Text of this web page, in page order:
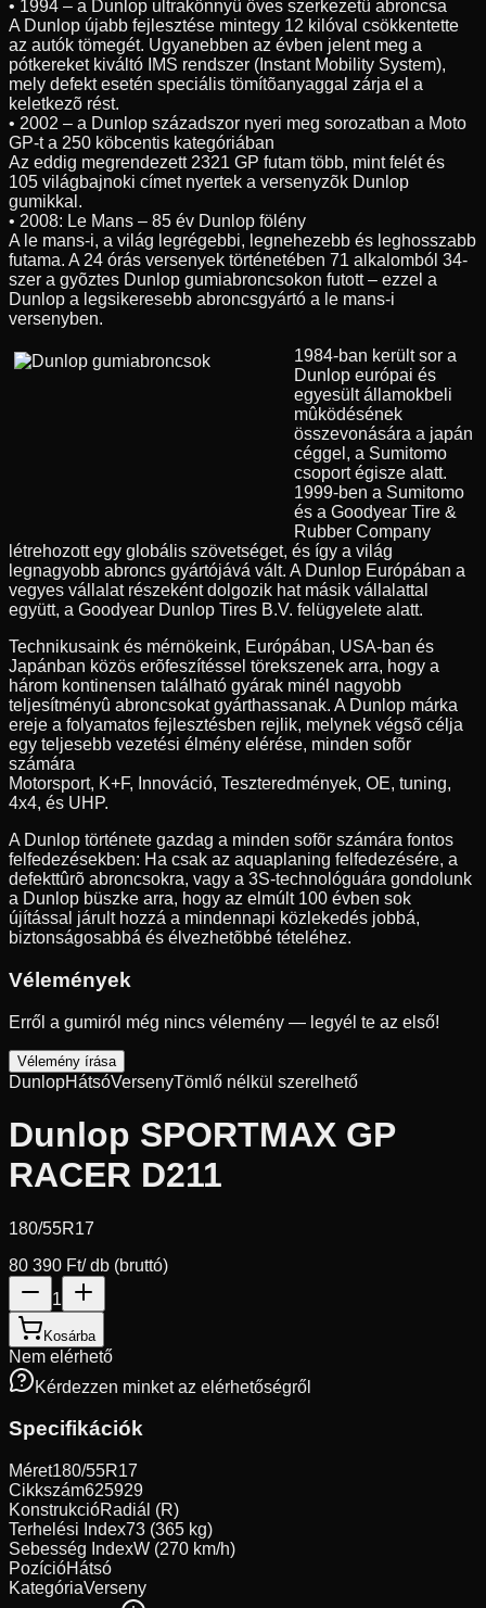
• 1994 – a Dunlop ultrakönnyû öves szerkezetû abroncsa
A Dunlop újabb fejlesztése mintegy 12 kilóval csökkentette
az autók tömegét. Ugyanebben az évben jelent meg a
pótkereket kiváltó IMS rendszer (Instant Mobility System),
mely defekt esetén speciális tömítõanyaggal zárja el a
keletkezõ rést.
• 2002 – a Dunlop századszor nyeri meg sorozatban a Moto
GP-t a 250 köbcentis kategóriában
Az eddig megrendezett 2321 GP futam több, mint felét és
105 világbajnoki címet nyertek a versenyzõk Dunlop
gumikkal.
• 2008: Le Mans – 85 év Dunlop fölény
A le mans-i, a világ legrégebbi, legnehezebb és leghosszabb
futama. A 24 órás versenyek történetében 71 alkalomból 34-
szer a gyõztes Dunlop gumiabroncsokon futott – ezzel a
Dunlop a legsikeresebb abroncsgyártó a le mans-i
versenyben.
1984-ban került sor a
Dunlop európai és
egyesült államokbeli
mûködésének
összevonására a japán
céggel, a Sumitomo
csoport égisze alatt.
1999-ben a Sumitomo
és a Goodyear Tire &
Rubber Company
létrehozott egy globális szövetséget, és így a világ
legnagyobb abroncs gyártójává vált. A Dunlop Európában a
vegyes vállalat részeként dolgozik hat másik vállalattal
együtt, a Goodyear Dunlop Tires B.V. felügyelete alatt.
Technikusaink és mérnökeink, Európában, USA-ban és
Japánban közös erõfeszítéssel törekszenek arra, hogy a
három kontinensen található gyárak minél nagyobb
teljesítményû abroncsokat gyárthassanak. A Dunlop márka
ereje a folyamatos fejlesztésben rejlik, melynek végsõ célja
egy teljesebb vezetési élmény elérése, minden sofõr
számára
Motorsport, K+F, Innováció, Teszteredmények, OE, tuning,
4x4, és UHP.
A Dunlop története gazdag a minden sofõr számára fontos
felfedezésekben: Ha csak az aquaplaning felfedezésére, a
defekttûrõ abroncsokra, vagy a 3S-technológuára gondolunk
a Dunlop büszke arra, hogy az elmúlt 100 évben sok
újítással járult hozzá a mindennapi közlekedés jobbá,
biztonságosabbá és élvezhetõbbé tételéhez.
Vélemények
Erről a gumiról még nincs vélemény — legyél te az első!
Vélemény írása
DunlopHátsóVersenyTömlő nélkül szerelhető
Dunlop SPORTMAX GP
RACER D211
180/55R17
80 390 Ft/ db (bruttó)
1
Kosárba
Nem elérhető
Kérdezzen minket az elérhetőségről
Specifikációk
Méret180/55R17
Cikkszám625929
KonstrukcióRadiál (R)
Terhelési Index73 (365 kg)
Sebesség IndexW (270 km/h)
PozícióHátsó
KategóriaVerseny